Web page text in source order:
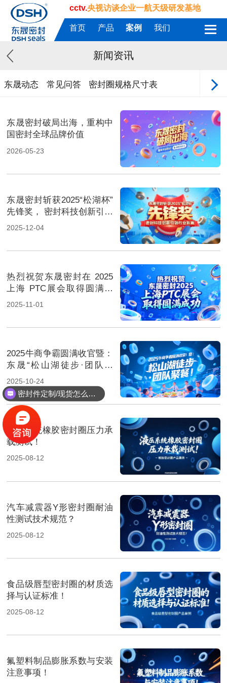
cctv.央视访谈企业一航天级研发基地
首页 产品 案例 我们
新闻资讯
东晟动态 常见问答 密封圈规格尺寸表
东晟密封破局出海，重构中
国密封全球品牌价值
2026-05-23
东晟密封斩获2025“松湖杯”
先锋奖， 密封科技创新引领
行业新篇！
2025-12-04
热烈祝贺东晟密封在 2025
上海 PTC展会取得圆满成
功！
2025-11-01
2025牛商争霸圆满收官暨：
东晟“松山湖徒步·团队聚
餐”！
2025-10-24
液压系统橡胶密封圈压力承
载测试！
2025-08-12
汽车减震器Y形密封圈耐油
性测试技术规范？
2025-08-12
食品级唇型密封圈的材质选
择与认证标准！
2025-08-12
氟塑料制品膨胀系数与安装
注意事项！
密封件定制/现货怎么报价，起订量多少？